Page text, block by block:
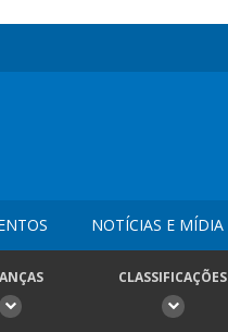
NOTÍCIAS E MÍDIA
CLASSIFICAÇÕES